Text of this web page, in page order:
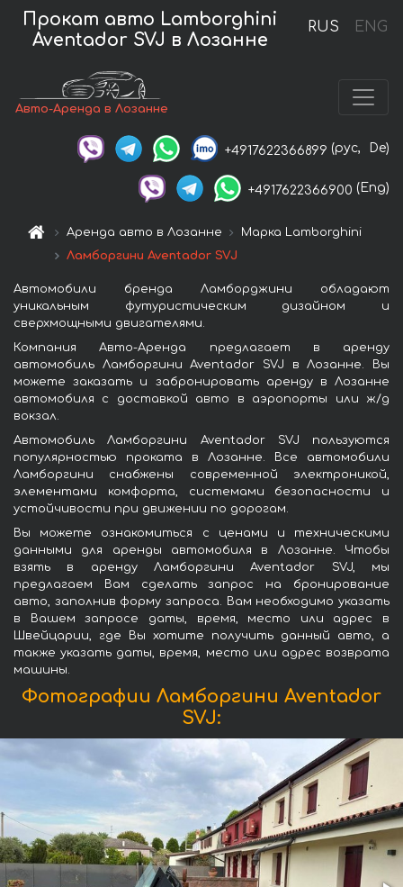
RUS ENG
Прокат авто Lamborghini
Aventador SVJ в Лозанне
Авто-Аренда в Лозанне
+4917622366899 (рус, De)
+4917622366900 (Eng)
Аренда авто в Лозанне
Марка Lamborghini
Ламборгини Aventador SVJ
Автомобили бренда Ламборджини обладают
уникальным футуристическим дизайном и
сверхмощными двигателями.
Компания Авто-Аренда предлагает в аренду
автомобиль Ламборгини Aventador SVJ в Лозанне. Вы
можете заказать и забронировать аренду в Лозанне
автомобиля с доставкой авто в аэропорты или ж/д
вокзал.
Автомобиль Ламборгини Aventador SVJ пользуются
популярностью проката в Лозанне. Все автомобили
Ламборгини снабжены современной электроникой,
элементами комфорта, системами безопасности и
устойчивости при движении по дорогам.
Вы можете ознакомиться с ценами и техническими
данными для аренды автомобиля в Лозанне. Чтобы
взять в аренду Ламборгини Aventador SVJ, мы
предлагаем Вам сделать запрос на бронирование
авто, заполнив форму запроса. Вам необходимо указать
в Вашем запросе даты, время, место или адрес в
Швейцарии, где Вы хотите получить данный авто, а
также указать даты, время, место или адрес возврата
машины.
Фотографии Ламборгини Aventador
SVJ: